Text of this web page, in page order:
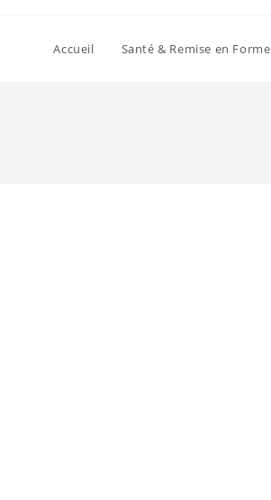
Accueil Santé & Remise en Forme